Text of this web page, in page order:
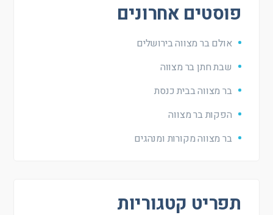
פוסטים אחרונים
אולם בר מצווה בירושלים
שבת חתן בר מצווה
בר מצווה בבית כנסת
הפקות בר מצווה
בר מצווה מקורות ומנהגים
תפריט קטגוריות